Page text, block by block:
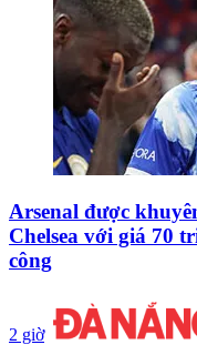
Arsenal được
Chelsea với giá 70
công
2 giờ